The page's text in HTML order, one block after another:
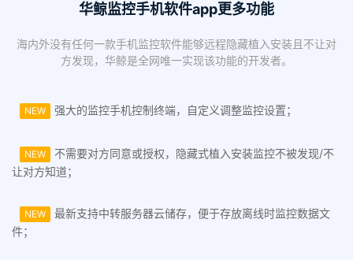
华鲸监控手机软件app更多功能
海内外没有任何一款手机监控软件能够远程隐藏植入安装且不让对
方发现，华鲸是全网唯一实现该功能的开发者。
NEW 强大的监控手机控制终端，自定义调整监控设置；
NEW
不需要对方同意或授权，隐藏式植入安装监控不被发现/不
让对方知道；
NEW
最新支持中转服务器云储存，便于存放离线时监控数据文
件；